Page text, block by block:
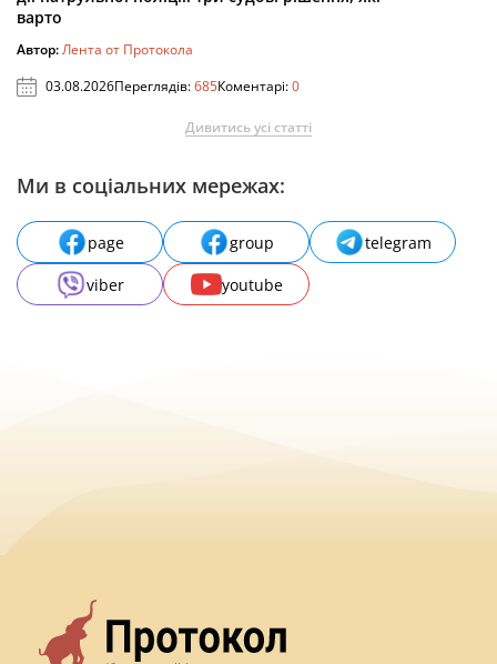
варто
Автор:Лента от Протокола
03.08.2026Переглядів:685Коментарі:0
Дивитись усі статті
Ми в соціальних мережах:
page group
telegram
viber
youtube